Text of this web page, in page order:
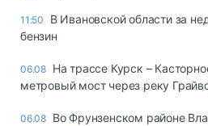
11:50
В Ивановской области за
бензин
06.08 На трассе Курск –
метровый мост через реку
06.08 Во Фрунзенском районе